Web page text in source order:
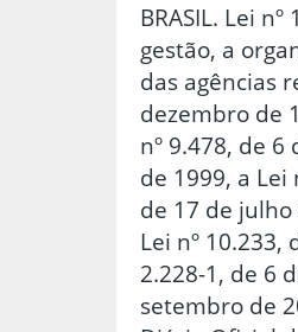
BRASIL. Lei
gestão, a
das agências
dezembro de
nº 9.478, de
de 1999, a Lei
de 17 de julho
Lei nº 10.233,
2.228-1, de 6
setembro de